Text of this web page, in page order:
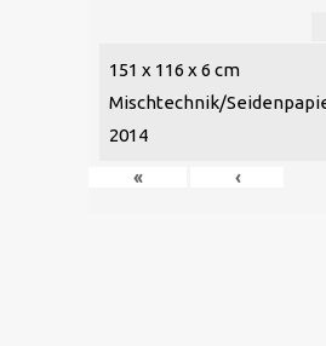
151 x 116 x 6 cm
Mischtechnik/
2014
« ‹